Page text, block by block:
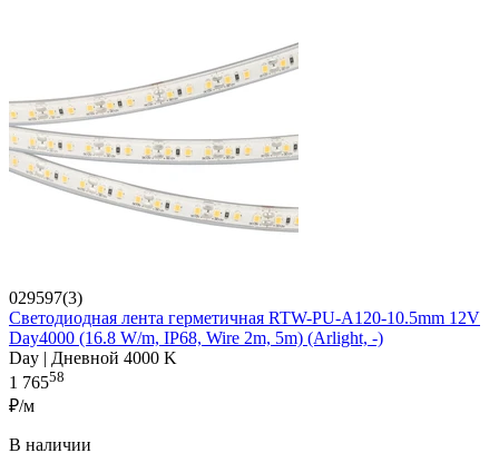
029597(3)
Светодиодная лента герметичная RTW-PU-A120-10.5mm 12V
Day4000 (16.8 W/m, IP68, Wire 2m, 5m) (Arlight, -)
Day | Дневной 4000 K
1 76558
₽/м
В наличии